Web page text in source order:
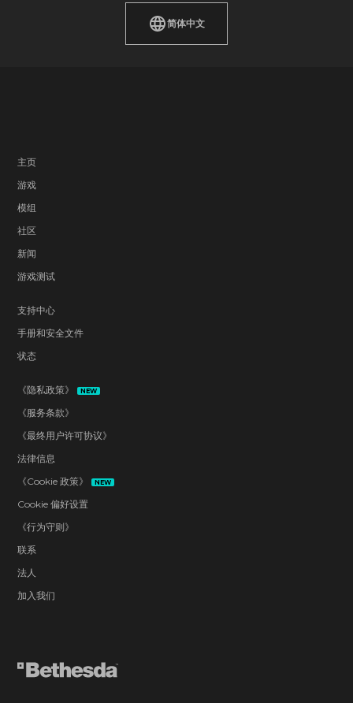
简体中文
主页
游戏
模组
社区
新闻
游戏测试
支持中心
手册和安全文件
状态
《隐私政策》 NEW
《服务条款》
《最终用户许可协议》
法律信息
《Cookie 政策》
NEW
Cookie 偏好设置
《行为守则》
联系
法人
加入我们